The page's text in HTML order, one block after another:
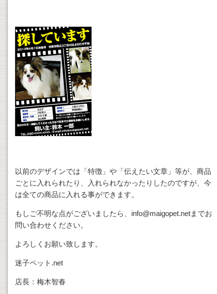
以前のデザインでは「特徴」や「伝えたい文章」等が、商品
ごとに入れられたり、入れられなかったりしたのですが、今
は全ての商品に入れる事ができます。
もしご不明な点がございましたら、info@maigopet.netまでお
問い合わせください。
よろしくお願い致します。
迷子ペット.net
店長：梅木智春